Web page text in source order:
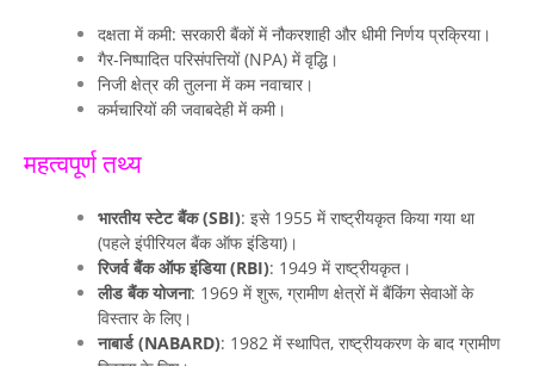
दक्षता में कमी: सरकारी बैंकों में नौकरशाही और धीमी निर्णय प्रक्रिया।
गैर-निष्पादित परिसंपत्तियों (NPA) में वृद्धि।
निजी क्षेत्र की तुलना में कम नवाचार।
कर्मचारियों की जवाबदेही में कमी।
महत्वपूर्ण तथ्य
भारतीय स्टेट बैंक (SBI): इसे 1955 में राष्ट्रीयकृत किया गया था
(पहले इंपीरियल बैंक ऑफ इंडिया)।
रिजर्व बैंक ऑफ इंडिया (RBI): 1949 में राष्ट्रीयकृत।
लीड बैंक योजना: 1969 में शुरू, ग्रामीण क्षेत्रों में बैंकिंग सेवाओं के
विस्तार के लिए।
नाबार्ड (NABARD): 1982 में स्थापित, राष्ट्रीयकरण के बाद ग्रामीण